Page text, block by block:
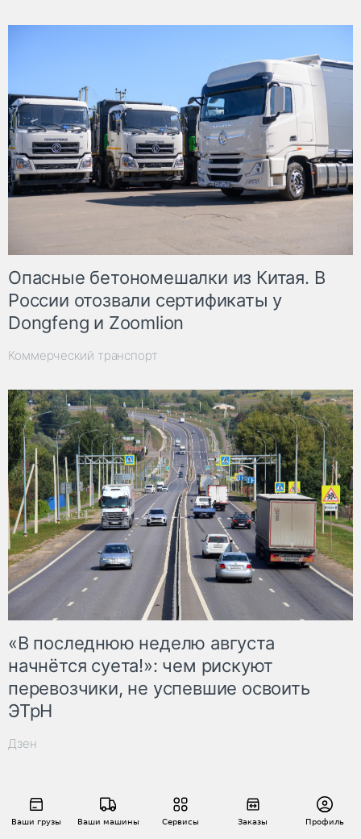
Ваши грузы Ваши машины Сервисы Заказы Профиль
Опасные бетономешалки из Китая. В
России отозвали сертификаты у
Dongfeng и Zoomlion
Коммерческий транспорт
«В последнюю неделю августа
начнётся суета!»: чем рискуют
перевозчики, не успевшие освоить
ЭТрН
Дзен